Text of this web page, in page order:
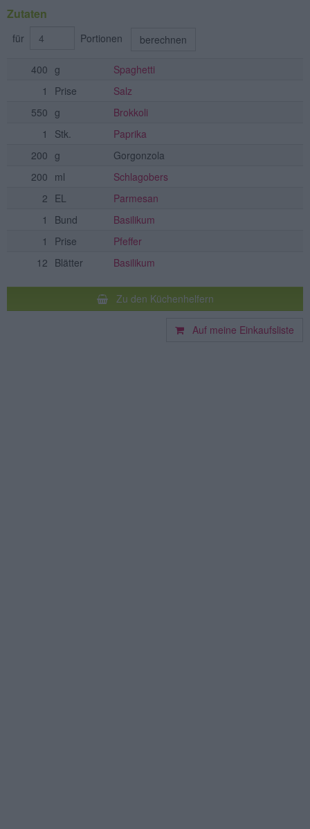
Zutaten
für Portionen berechnen
400 g
Spaghetti
1
Prise
Salz
550 g
Brokkoli
1
Stk.
Paprika
200 g
Gorgonzola
200 ml
Schlagobers
2 EL
Parmesan
1
Bund
Basilikum
1
Prise
Pfeffer
12 Blätter Basilikum
Zu den Küchenhelfern
Auf meine Einkaufsliste